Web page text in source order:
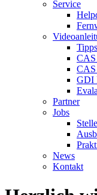
Service
CAS
GDI
Partner
Jobs
News
Kontakt